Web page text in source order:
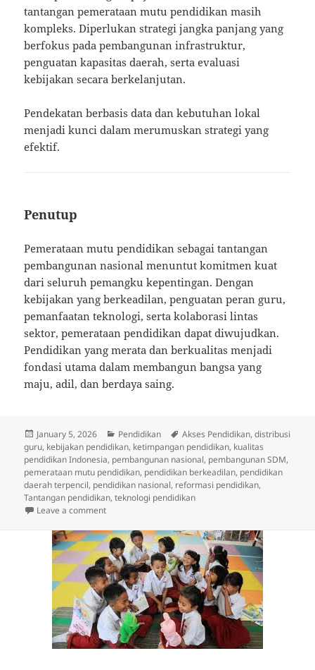
tantangan pemerataan mutu pendidikan masih
kompleks. Diperlukan strategi jangka panjang yang
berfokus pada pembangunan infrastruktur,
penguatan kapasitas daerah, serta evaluasi
kebijakan secara berkelanjutan.
Pendekatan berbasis data dan kebutuhan lokal
menjadi kunci dalam merumuskan strategi yang
efektif.
Penutup
Pemerataan mutu pendidikan sebagai tantangan
pembangunan nasional menuntut komitmen kuat
dari seluruh pemangku kepentingan. Dengan
kebijakan yang berkeadilan, penguatan peran guru,
pemanfaatan teknologi, serta kolaborasi lintas
sektor, pemerataan pendidikan dapat diwujudkan.
Pendidikan yang merata dan berkualitas menjadi
fondasi utama dalam membangun bangsa yang
maju, adil, dan berdaya saing.
Posted
on
January 5, 2026 Categories
Pendidikan Tags
Akses Pendidikan,distribusi
guru, kebijakan pendidikan, ketimpangan pendidikan, kualitas
pendidikan Indonesia, pembangunan nasional, pembangunan SDM,
pemerataan mutu pendidikan, pendidikan berkeadilan, pendidikan
daerah terpencil, pendidikan nasional, reformasi pendidikan,
Tantangan pendidikan,teknologi pendidikan
Leave a commenton Pemerataan Mutu Pendidikan sebagai Tantangan